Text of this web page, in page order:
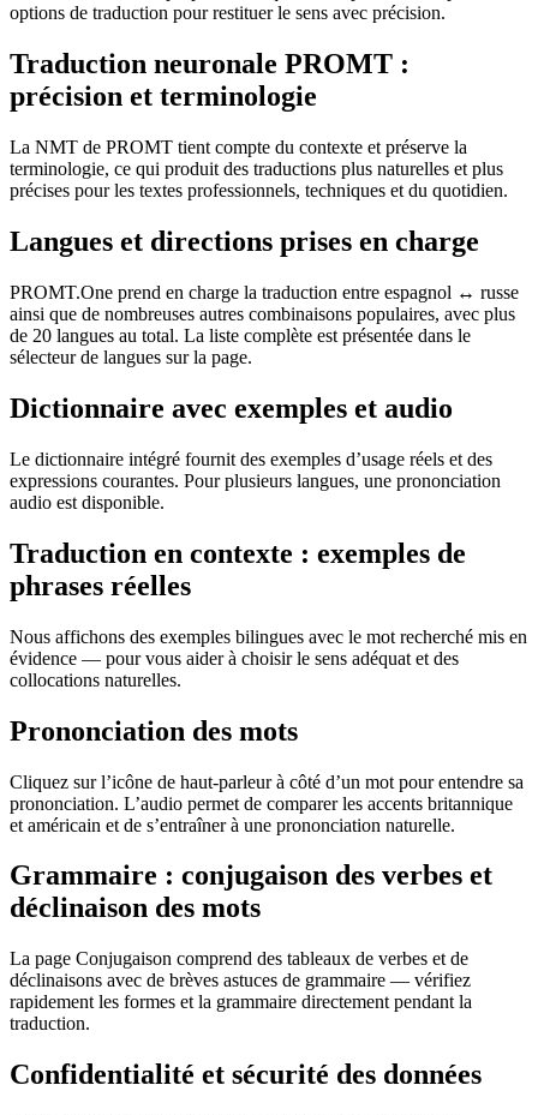
options de traduction pour restituer le sens avec précision.
Traduction neuronale PROMT :
précision et terminologie
La NMT de PROMT tient compte du contexte et préserve la
terminologie, ce qui produit des traductions plus naturelles et plus
précises pour les textes professionnels, techniques et du quotidien.
Langues et directions prises en charge
PROMT.One prend en charge la traduction entre espagnol ↔ russe
ainsi que de nombreuses autres combinaisons populaires, avec plus
de 20 langues au total. La liste complète est présentée dans le
sélecteur de langues sur la page.
Dictionnaire avec exemples et audio
Le dictionnaire intégré fournit des exemples d’usage réels et des
expressions courantes. Pour plusieurs langues, une prononciation
audio est disponible.
Traduction en contexte : exemples de
phrases réelles
Nous affichons des exemples bilingues avec le mot recherché mis en
évidence — pour vous aider à choisir le sens adéquat et des
collocations naturelles.
Prononciation des mots
Cliquez sur l’icône de haut-parleur à côté d’un mot pour entendre sa
prononciation. L’audio permet de comparer les accents britannique
et américain et de s’entraîner à une prononciation naturelle.
Grammaire : conjugaison des verbes et
déclinaison des mots
La page Conjugaison comprend des tableaux de verbes et de
déclinaisons avec de brèves astuces de grammaire — vérifiez
rapidement les formes et la grammaire directement pendant la
traduction.
Confidentialité et sécurité des données